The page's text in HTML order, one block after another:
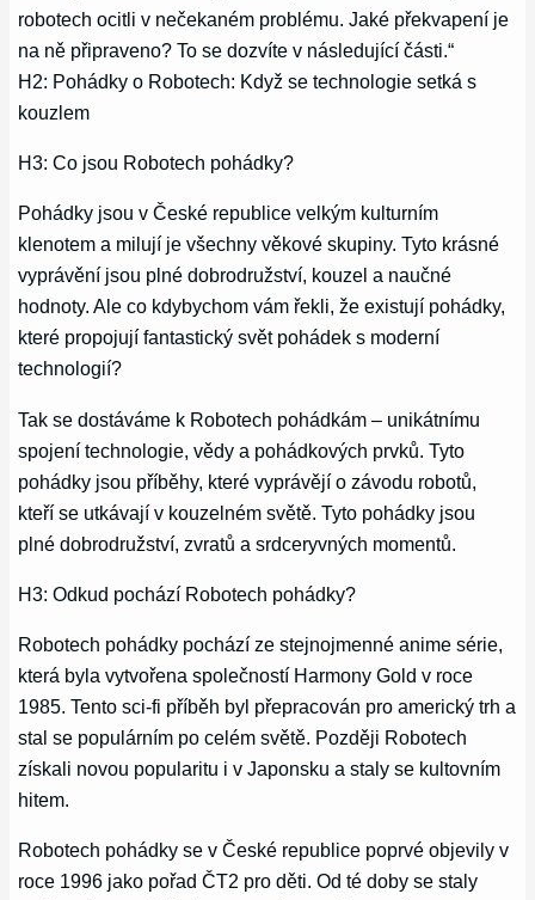
robotech ocitli v nečekaném problému. Jaké překvapení je
na ně připraveno? To se dozvíte v následující části.“
H2: Pohádky o Robotech: Když se technologie setká s
kouzlem
H3: Co jsou Robotech pohádky?
Pohádky jsou v České republice velkým kulturním
klenotem a milují je všechny věkové skupiny. Tyto krásné
vyprávění jsou plné dobrodružství, kouzel a naučné
hodnoty. Ale co kdybychom vám řekli, že existují pohádky,
které propojují fantastický svět pohádek s moderní
technologií?
Tak se dostáváme k Robotech pohádkám – unikátnímu
spojení technologie, vědy a pohádkových prvků. Tyto
pohádky jsou příběhy, které vyprávějí o závodu robotů,
kteří se utkávají v kouzelném světě. Tyto pohádky jsou
plné dobrodružství, zvratů a srdceryvných momentů.
H3: Odkud pochází Robotech pohádky?
Robotech pohádky pochází ze stejnojmenné anime série,
která byla vytvořena společností Harmony Gold v roce
1985. Tento sci-fi příběh byl přepracován pro americký trh a
stal se populárním po celém světě. Později Robotech
získali novou popularitu i v Japonsku a staly se kultovním
hitem.
Robotech pohádky se v České republice poprvé objevily v
roce 1996 jako pořad ČT2 pro děti. Od té doby se staly